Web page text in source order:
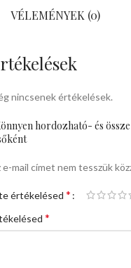
VÉLEMÉNYEK (0)
nincsenek értékelések.
hordozható- és
e-mail címet nem tesszük
értékelésed *
*